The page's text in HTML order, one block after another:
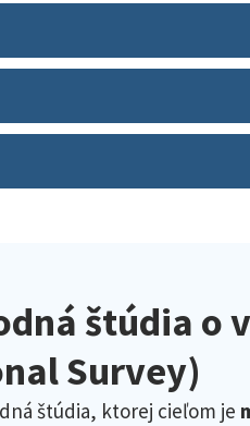
štúdia o
Survey)
štúdia, ktorej cieľom je